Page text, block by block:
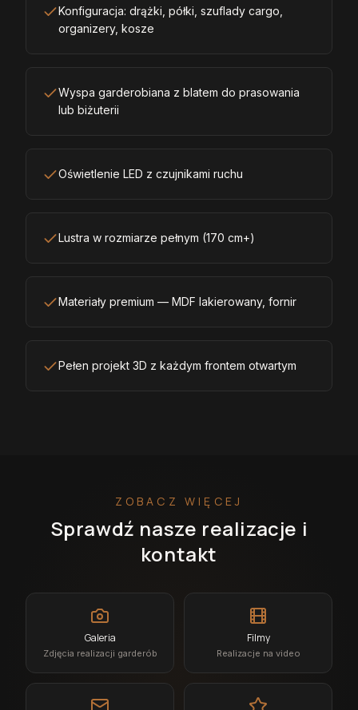
Konfiguracja: drążki, półki, szuflady cargo,
organizery, kosze
Wyspa garderobiana z blatem do prasowania
lub biżuterii
Oświetlenie LED z czujnikami ruchu
Lustra w rozmiarze pełnym (170 cm+)
Materiały premium — MDF lakierowany, fornir
Pełen projekt 3D z każdym frontem otwartym
ZOBACZ WIĘCEJ
Sprawdź nasze realizacje i
kontakt
Galeria
Zdjęcia realizacji garderób
Filmy
Realizacje na video